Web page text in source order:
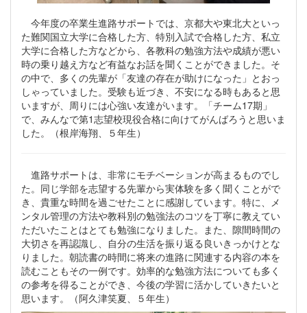
今年度の卒業生進路サポートでは、京都大や東北大といっ
た難関国立大学に合格した方、特別入試で合格した方、私立
大学に合格した方などから、各教科の勉強方法や成績が悪い
時の乗り越え方など有益なお話を聞くことができました。そ
の中で、多くの先輩が「友達の存在が助けになった」とおっ
しゃっていました。受験も近づき、不安になる時もあると思
いますが、周りには心強い友達がいます。「チーム17期」
で、みんなで第1志望校現役合格に向けてがんばろうと思いま
した。（根岸海翔、５年生）
進路サポートは、非常にモチベーションが高まるものでし
た。同じ学部を志望する先輩から実体験を多く聞くことがで
き、貴重な時間を過ごせたことに感謝しています。特に、メ
ンタル管理の方法や教科別の勉強法のコツを丁寧に教えてい
ただいたことはとても勉強になりました。また、隙間時間の
大切さを再認識し、自分の生活を振り返る良いきっかけとな
りました。朝読書の時間に将来の進路に関連する内容の本を
読むこともその一例です。効率的な勉強方法についても多く
の参考を得ることができ、今後の学習に活かしていきたいと
思います。（阿久津笑夏、５年生）